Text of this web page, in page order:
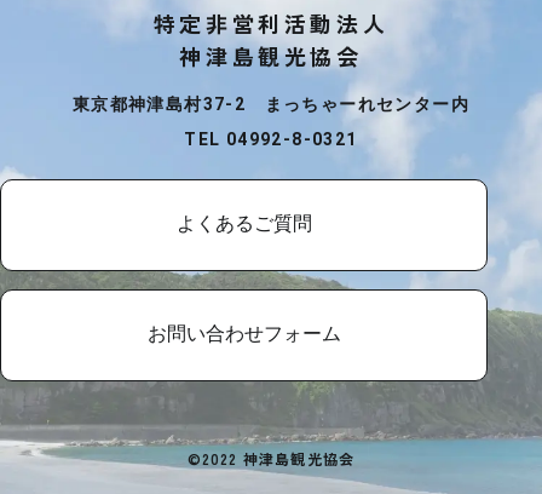
特定非営利活動法人
神津島観光協会
東京都神津島村37-2 まっちゃーれセンター内
TEL 04992-8-0321
よくあるご質問
お問い合わせフォーム
©2022 神津島観光協会